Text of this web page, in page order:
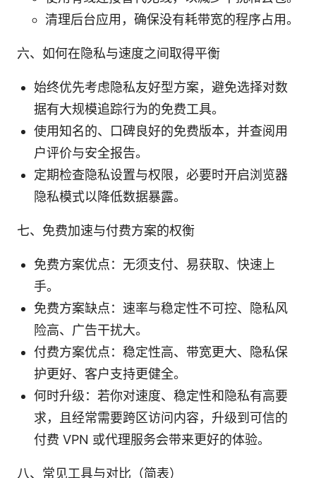
清理后台应用，确保没有耗带宽的程序占用。
六、如何在隐私与速度之间取得平衡
始终优先考虑隐私友好型方案，避免选择对数
据有大规模追踪行为的免费工具。
使用知名的、口碑良好的免费版本，并查阅用
户评价与安全报告。
定期检查隐私设置与权限，必要时开启浏览器
隐私模式以降低数据暴露。
七、免费加速与付费方案的权衡
免费方案优点：无须支付、易获取、快速上
手。
免费方案缺点：速率与稳定性不可控、隐私风
险高、广告干扰大。
付费方案优点：稳定性高、带宽更大、隐私保
护更好、客户支持更健全。
何时升级：若你对速度、稳定性和隐私有高要
求，且经常需要跨区访问内容，升级到可信的
付费 VPN 或代理服务会带来更好的体验。
八、常见工具与对比（简表）